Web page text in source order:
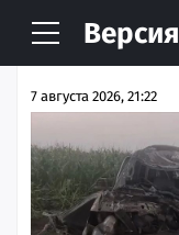
Версия
НОВОСТИ
7 августа 2026, 21:22